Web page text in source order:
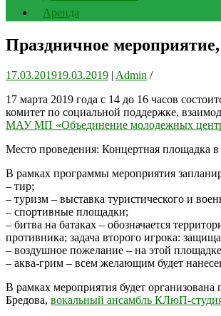
Аренда
Праздничное
17.03.201919.03.2019 | Admin /
17 марта 2019 года с 14 до 16 часов
комитет по социальной поддержке,
МАУ МП «Объединение молодежных
Место проведения: Концертная площадка
В рамках программы мероприятия
– тир;
– туризм – выставка туристического и
– спортивные площадки;
– битва на батаках – обозначается
противника; задача второго игрока:
– воздушное пожелание – на этой
– аква-грим – всем желающим будет
В рамках мероприятия будет
Бредова, вокальный ансамбль КЛюП-